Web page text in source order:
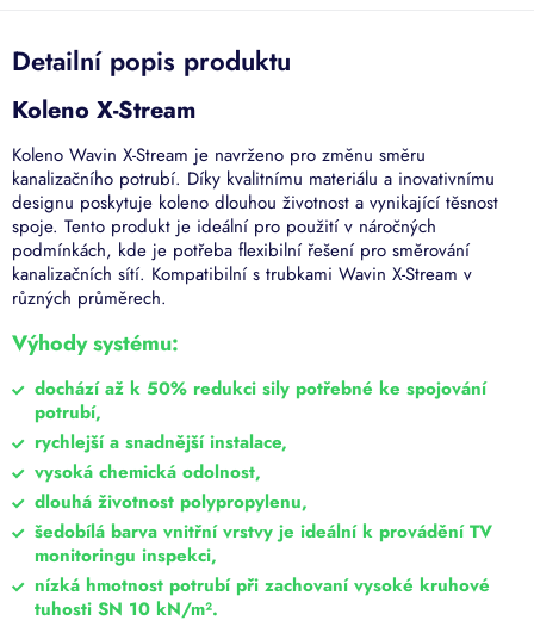
Detailní popis produktu
Koleno X-Stream
Koleno Wavin X-Stream je navrženo pro změnu směru
kanalizačního potrubí. Díky kvalitnímu materiálu a inovativnímu
designu poskytuje koleno dlouhou životnost a vynikající těsnost
spoje. Tento produkt je ideální pro použití v náročných
podmínkách, kde je potřeba flexibilní řešení pro směrování
kanalizačních sítí. Kompatibilní s trubkami Wavin X-Stream v
různých průměrech.
Výhody systému:
dochází až k 50% redukci sily potřebné ke spojování
potrubí,
rychlejší a snadnější instalace,
vysoká chemická odolnost,
dlouhá životnost polypropylenu,
šedobílá barva vnitřní vrstvy je ideální k provádění TV
monitoringu inspekci,
nízká hmotnost potrubí při zachovaní vysoké kruhové
tuhosti SN 10 kN/m².